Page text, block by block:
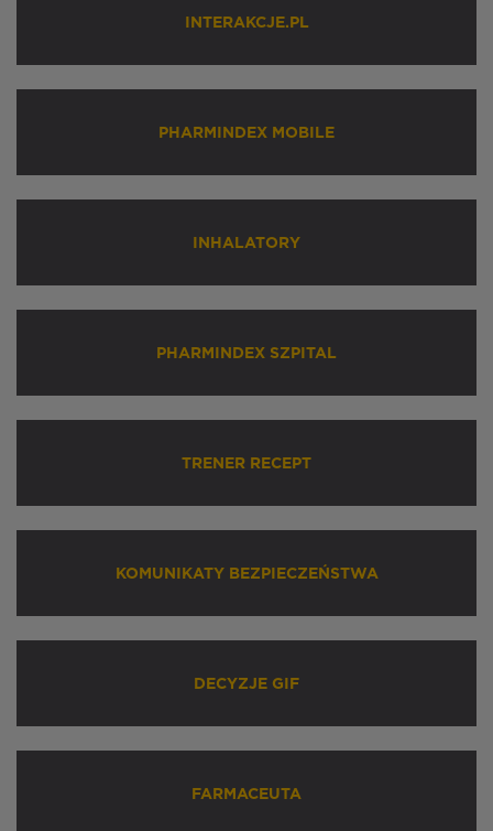
INTERAKCJE.PL
PHARMINDEX MOBILE
INHALATORY
PHARMINDEX SZPITAL
TRENER RECEPT
KOMUNIKATY BEZPIECZEŃSTWA
DECYZJE GIF
FARMACEUTA